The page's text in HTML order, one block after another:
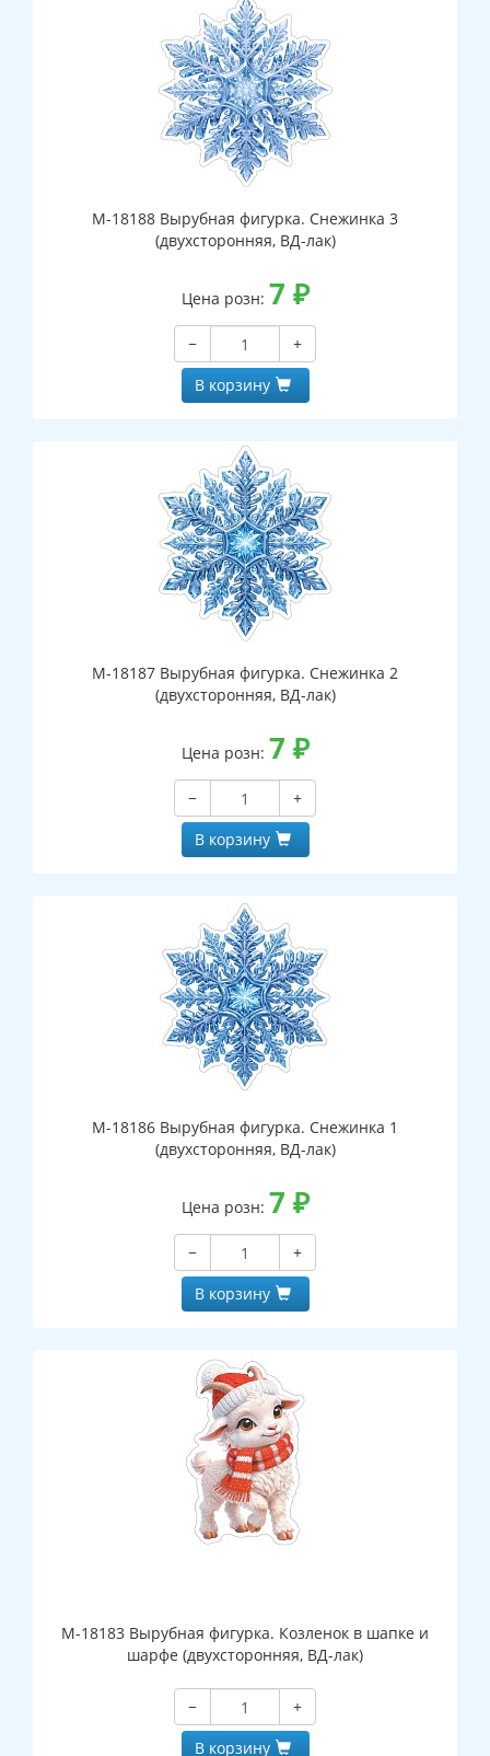
М-18188 Вырубная фигурка. Снежинка 3
(двухсторонняя, ВД-лак)
Цена розн: 7 ₽
−
+
В корзину
М-18187 Вырубная фигурка. Снежинка 2
(двухсторонняя, ВД-лак)
Цена розн: 7 ₽
−
+
В корзину
М-18186 Вырубная фигурка. Снежинка 1
(двухсторонняя, ВД-лак)
Цена розн: 7 ₽
−
+
В корзину
М-18183 Вырубная фигурка. Козленок в шапке и
шарфе (двухсторонняя, ВД-лак)
−
+
В корзину